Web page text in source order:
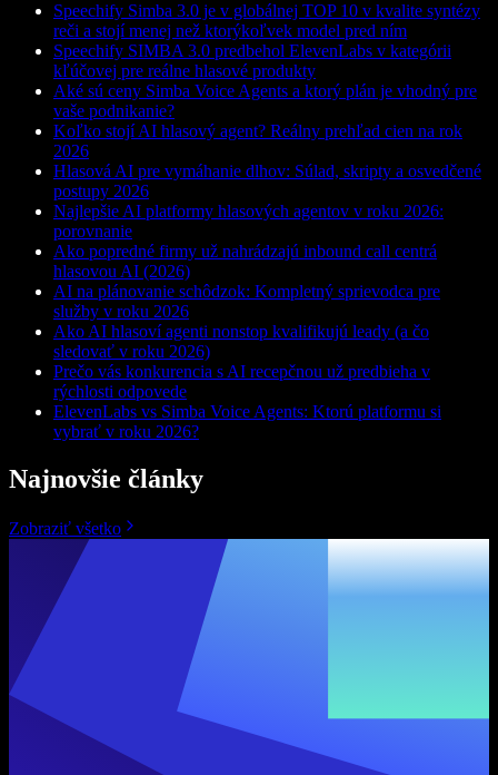
Speechify Simba 3.0 je v globálnej TOP 10 v kvalite syntézy
reči a stojí menej než ktorýkoľvek model pred ním
Speechify SIMBA 3.0 predbehol ElevenLabs v kategórii
kľúčovej pre reálne hlasové produkty
Aké sú ceny Simba Voice Agents a ktorý plán je vhodný pre
vaše podnikanie?
Koľko stojí AI hlasový agent? Reálny prehľad cien na rok
2026
Hlasová AI pre vymáhanie dlhov: Súlad, skripty a osvedčené
postupy 2026
Najlepšie AI platformy hlasových agentov v roku 2026:
porovnanie
Ako popredné firmy už nahrádzajú inbound call centrá
hlasovou AI (2026)
AI na plánovanie schôdzok: Kompletný sprievodca pre
služby v roku 2026
Ako AI hlasoví agenti nonstop kvalifikujú leady (a čo
sledovať v roku 2026)
Prečo vás konkurencia s AI recepčnou už predbieha v
rýchlosti odpovede
ElevenLabs vs Simba Voice Agents: Ktorú platformu si
vybrať v roku 2026?
Najnovšie články
Zobraziť všetko